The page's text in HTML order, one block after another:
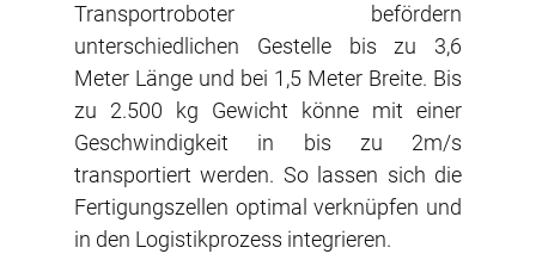
Transportroboter befördern
unterschiedlichen Gestelle bis zu 3,6
Meter Länge und bei 1,5 Meter Breite. Bis
zu 2.500 kg Gewicht könne mit einer
Geschwindigkeit in bis zu 2m/s
transportiert werden. So lassen sich die
Fertigungszellen optimal verknüpfen und
in den Logistikprozess integrieren.